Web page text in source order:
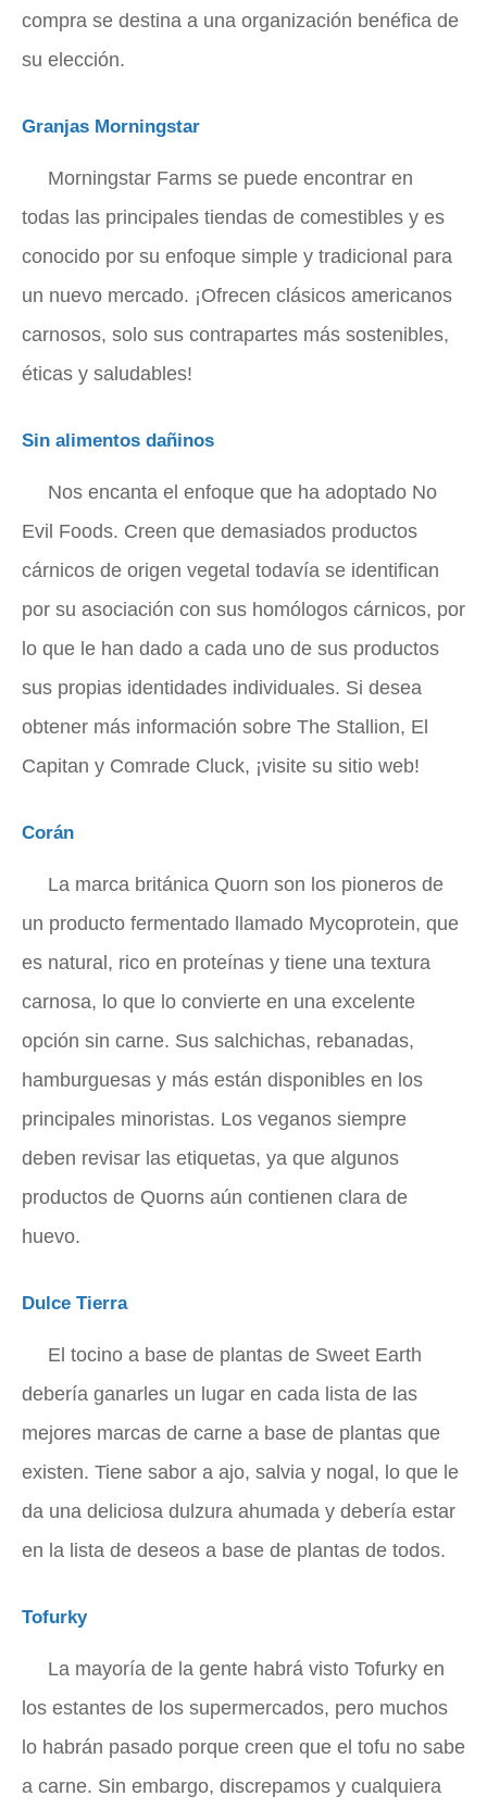
compra se destina a una organización benéfica de
su elección.
Granjas Morningstar
Morningstar Farms se puede encontrar en
todas las principales tiendas de comestibles y es
conocido por su enfoque simple y tradicional para
un nuevo mercado. ¡Ofrecen clásicos americanos
carnosos, solo sus contrapartes más sostenibles,
éticas y saludables!
Sin alimentos dañinos
Nos encanta el enfoque que ha adoptado No
Evil Foods. Creen que demasiados productos
cárnicos de origen vegetal todavía se identifican
por su asociación con sus homólogos cárnicos, por
lo que le han dado a cada uno de sus productos
sus propias identidades individuales. Si desea
obtener más información sobre The Stallion, El
Capitan y Comrade Cluck, ¡visite su sitio web!
Corán
La marca británica Quorn son los pioneros de
un producto fermentado llamado Mycoprotein, que
es natural, rico en proteínas y tiene una textura
carnosa, lo que lo convierte en una excelente
opción sin carne. Sus salchichas, rebanadas,
hamburguesas y más están disponibles en los
principales minoristas. Los veganos siempre
deben revisar las etiquetas, ya que algunos
productos de Quorns aún contienen clara de
huevo.
Dulce Tierra
El tocino a base de plantas de Sweet Earth
debería ganarles un lugar en cada lista de las
mejores marcas de carne a base de plantas que
existen. Tiene sabor a ajo, salvia y nogal, lo que le
da una deliciosa dulzura ahumada y debería estar
en la lista de deseos a base de plantas de todos.
Tofurky
La mayoría de la gente habrá visto Tofurky en
los estantes de los supermercados, pero muchos
lo habrán pasado porque creen que el tofu no sabe
a carne. Sin embargo, discrepamos y cualquiera